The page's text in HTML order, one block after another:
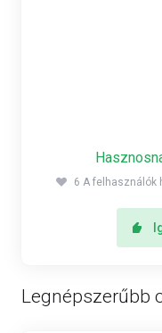
6 A felhasználók
Legnépszerűbb